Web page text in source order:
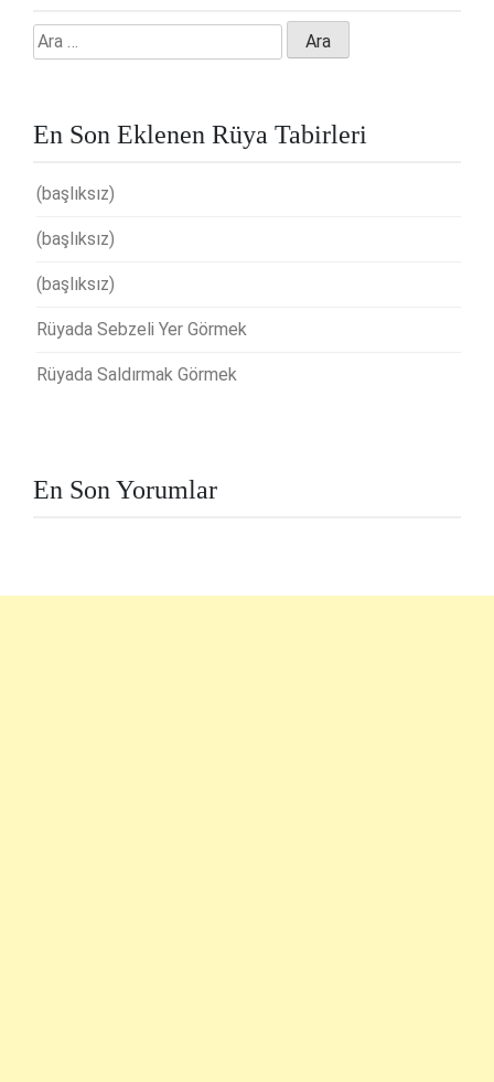
Arama:
En Son Eklenen Rüya Tabirleri
(başlıksız)
(başlıksız)
(başlıksız)
Rüyada Sebzeli Yer Görmek
Rüyada Saldırmak Görmek
En Son Yorumlar